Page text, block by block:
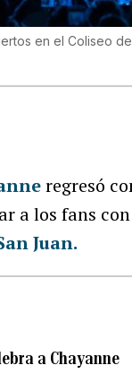
en el Coliseo
regresó
a los fans
Juan.
a Chayanne